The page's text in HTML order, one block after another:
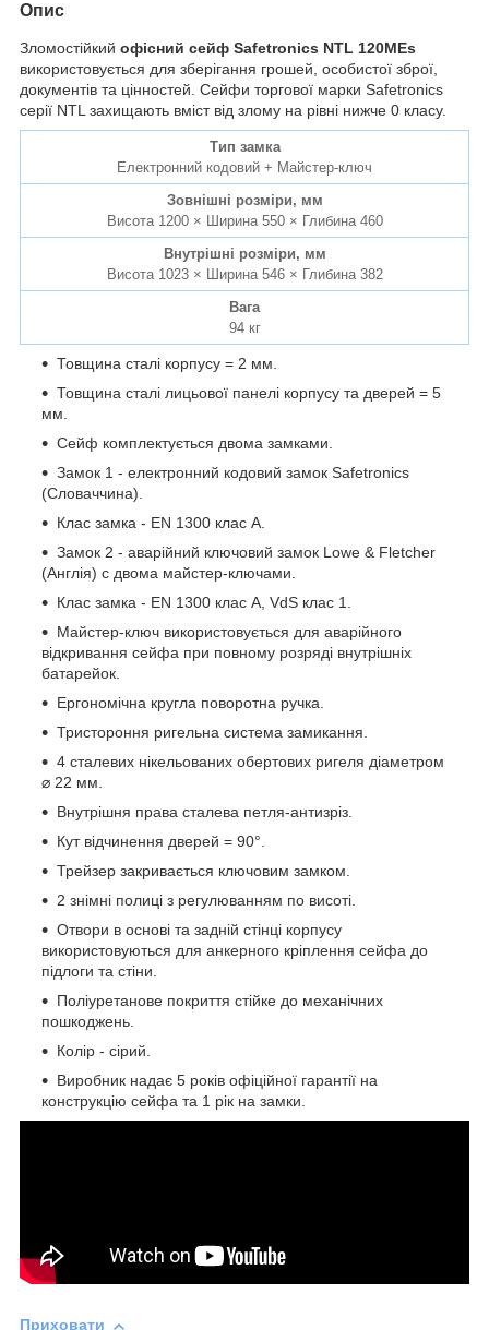
Опис
Зломостійкий офісний сейф Safetronics NTL 120MEs
використовується для зберігання грошей, особистої зброї,
документів та цінностей. Сейфи торгової марки Safetronics
серії NTL захищають вміст від злому на рівні нижче 0 класу.
Тип замка
Електронний кодовий + Майстер-ключ
Зовнішні розміри, мм
Висота 1200 × Ширина 550 × Глибина 460
Внутрішні розміри, мм
Висота 1023 × Ширина 546 × Глибина 382
Вага
94 кг
Товщина сталі корпусу = 2 мм.
Товщина сталі лицьової панелі корпусу та дверей = 5
мм.
Сейф комплектується двома замками.
Замок 1 - електронний кодовий замок Safetronics
(Словаччина).
Клас замка - EN 1300 клас A.
Замок 2 - аварійний ключовий замок Lowe & Fletcher
(Англія) с двома майстер-ключами.
Клас замка - EN 1300 клас A, VdS клас 1.
Майстер-ключ використовується для аварійного
відкривання сейфа при повному розряді внутрішніх
батарейок.
Ергономічна кругла поворотна ручка.
Тристороння ригельна система замикання.
4 сталевих нікельованих обертових ригеля діаметром
⌀ 22 мм.
Внутрішня права сталева петля-антизріз.
Кут відчинення дверей = 90°.
Трейзер закривається ключовим замком.
2 знімні полиці з регулюванням по висоті.
Отвори в основі та задній стінці корпусу
використовуються для анкерного кріплення сейфа до
підлоги та стіни.
Поліуретанове покриття стійке до механічних
пошкоджень.
Колір - сірий.
Виробник надає 5 років офіційної гарантії на
конструкцію сейфа та 1 рік на замки.
Приховати